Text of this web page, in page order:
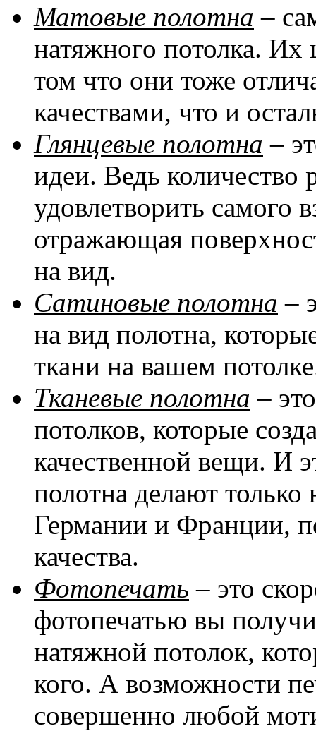
Матовые полотна –
натяжного потолка. Их
том что они тоже
качествами, что и
Глянцевые полотна –
идеи. Ведь количество
удовлетворить самого
отражающая
на вид.
Сатиновые полотна –
на вид полотна,
ткани на вашем
Тканевые полотна –
потолков, которые
качественной вещи. И
полотна делают
Германии и Франции,
качества.
Фотопечать – это
фотопечатью вы
натяжной потолок,
кого. А возможности
совершенно любой